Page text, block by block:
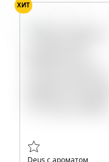
ХИТ
Deus с ароматом